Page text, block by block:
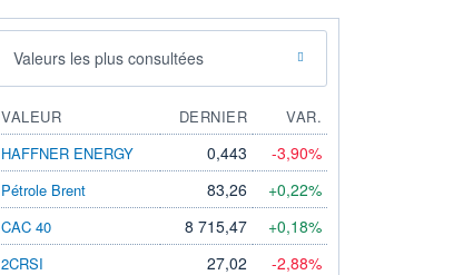
Valeurs les plus consultées
VALEUR DERNIER
VAR.
HAFFNER ENERGY
0,443 -3,90%
Pétrole Brent 83,26 +0,22%
CAC 40 8 715,47 +0,18%
2CRSI 27,02 -2,88%